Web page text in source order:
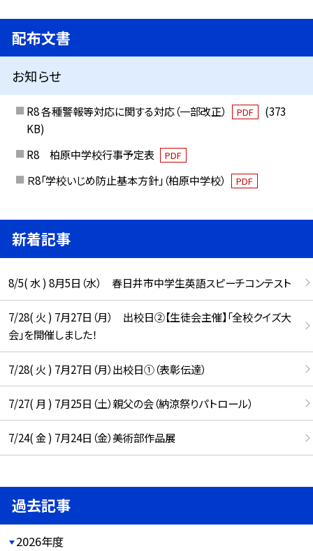
配布文書
お知らせ
R8 各種警報等対応に関する対応（一部改正） PDF
(373
KB)
R8 柏原中学校行事予定表
PDF
Ｒ8「学校いじめ防止基本方針」（柏原中学校） PDF
新着記事
8/5( 水 ) 8月5日（水） 春日井市中学生英語スピーチコンテスト
7/28( 火 ) 7月27日（月） 出校日②【生徒会主催】「全校クイズ大
会」を開催しました！
7/28( 火 ) 7月27日（月）出校日①（表彰伝達）
7/27( 月 ) 7月25日（土）親父の会（納涼祭りパトロール）
7/24( 金 ) 7月24日（金）美術部作品展
過去記事
2026年度